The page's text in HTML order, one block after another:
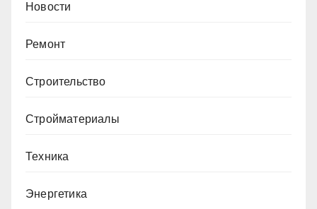
Новости
Ремонт
Строительство
Стройматериалы
Техника
Энергетика